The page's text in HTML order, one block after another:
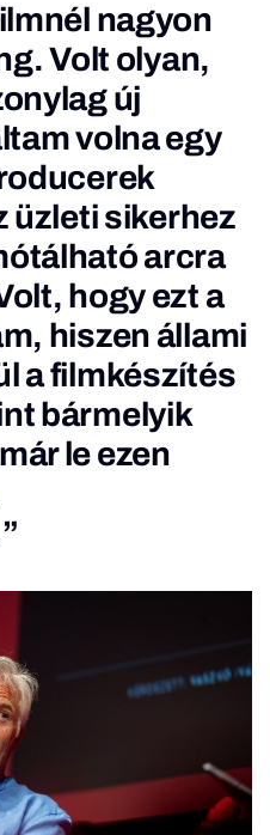
nagyon
Volt olyan,
új
volna egy
üzleti sikerhez
arcra
hogy ezt a
hiszen állami
a filmkészítés
bármelyik
le ezen